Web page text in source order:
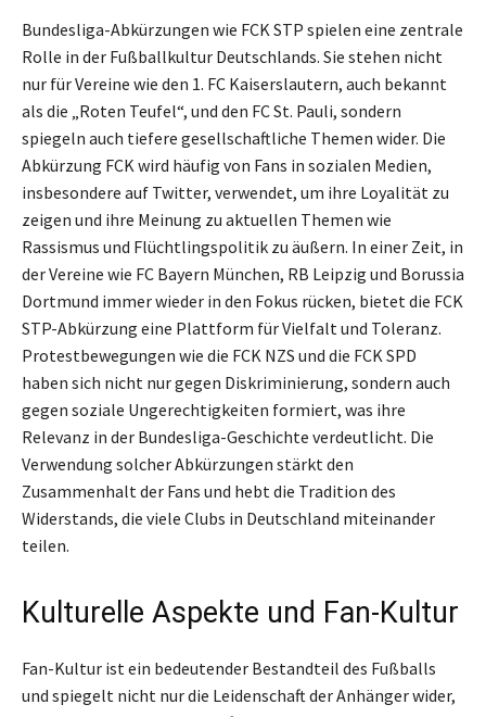
Bundesliga-Abkürzungen wie FCK STP spielen eine zentrale
Rolle in der Fußballkultur Deutschlands. Sie stehen nicht
nur für Vereine wie den 1. FC Kaiserslautern, auch bekannt
als die „Roten Teufel“, und den FC St. Pauli, sondern
spiegeln auch tiefere gesellschaftliche Themen wider. Die
Abkürzung FCK wird häufig von Fans in sozialen Medien,
insbesondere auf Twitter, verwendet, um ihre Loyalität zu
zeigen und ihre Meinung zu aktuellen Themen wie
Rassismus und Flüchtlingspolitik zu äußern. In einer Zeit, in
der Vereine wie FC Bayern München, RB Leipzig und Borussia
Dortmund immer wieder in den Fokus rücken, bietet die FCK
STP-Abkürzung eine Plattform für Vielfalt und Toleranz.
Protestbewegungen wie die FCK NZS und die FCK SPD
haben sich nicht nur gegen Diskriminierung, sondern auch
gegen soziale Ungerechtigkeiten formiert, was ihre
Relevanz in der Bundesliga-Geschichte verdeutlicht. Die
Verwendung solcher Abkürzungen stärkt den
Zusammenhalt der Fans und hebt die Tradition des
Widerstands, die viele Clubs in Deutschland miteinander
teilen.
Kulturelle Aspekte und Fan-Kultur
Fan-Kultur ist ein bedeutender Bestandteil des Fußballs
und spiegelt nicht nur die Leidenschaft der Anhänger wider,